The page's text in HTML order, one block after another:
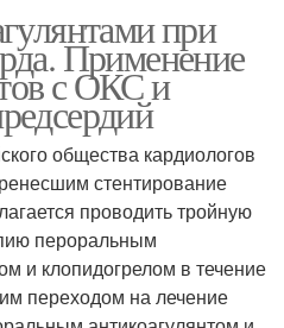
при
Применение
с ОКС и
общества кардиологов
стентирование
проводить тройную
пероральным
и клопидогрелом в течение
переходом на лечение